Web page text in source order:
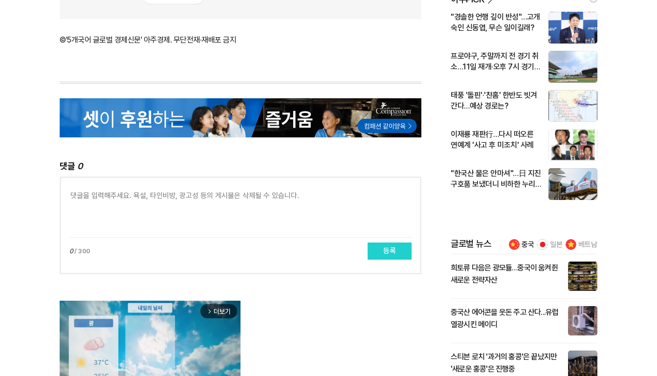
©'5개국어 글로벌 경제신문' 아주경제. 무단전재·재배포 금지
댓글 0
0/ 300 등록
arrow_forward_ios 더보기
"경솔한 언행 깊이 반성"…고개
숙인 신동엽, 무슨 일이길래?
프로야구, 주말까지 전 경기 취
소…11일 재개·오후 7시 경기
태풍 '돌핀'·'찬홈' 한반도 빗겨
간다…예상 경로는?
이재룡 재판行…다시 떠오른
연예계 '사고 후 미조치' 사례
"한국산 물은 안마셔"…日 지진
구호품 보냈더니 비하한 누리
글로벌 뉴스 중국 일본 베트남
희토류 다음은 광모듈…중국이 움켜쥔
새로운 전략자산
중국산 에어콘을 웃돈 주고 산다...유럽
열광시킨 메이디
스티븐 로치 '과거의 홍콩'은 끝났지만
'새로운 홍콩'은 진행중